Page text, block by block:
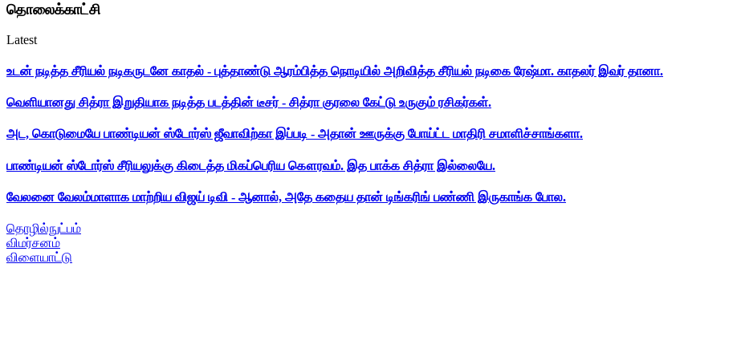
தொலைக்காட்சி
Latest
உடன் நடித்த சீரியல் நடிகருடனே காதல் - புத்தாண்டு ஆரம்பித்த நொடியில் அறிவித்த சீரியல் நடிகை ரேஷ்மா. காதலர் இவர் தானா.
வெளியானது சித்ரா இறுதியாக நடித்த படத்தின் டீசர் - சித்ரா குரலை கேட்டு உருகும் ரசிகர்கள்.
அட, கொடுமையே பாண்டியன் ஸ்டோர்ஸ் ஜீவாவிற்கா இப்படி - அதான் ஊருக்கு போய்ட்ட மாதிரி சமாளிச்சாங்களா.
பாண்டியன் ஸ்டோர்ஸ் சீரியலுக்கு கிடைத்த மிகப்பெரிய கௌரவம். இத பாக்க சித்ரா இல்லையே.
வேலனை வேலம்மாளாக மாற்றிய விஜய் டிவி - ஆனால், அதே கதைய தான் டிங்கரிங் பண்ணி இருகாங்க போல.
தொழில்நுட்பம்
விமர்சனம்
விளையாட்டு